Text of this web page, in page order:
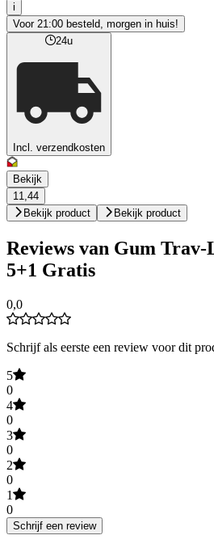
i
Voor 21:00 besteld, morgen in huis!
24u
Incl. verzendkosten
Bekijk
11,44
Bekijk product
Bekijk product
Reviews van Gum Trav-
5+1 Gratis
0,0
Schrijf als eerste een review voor dit
5
0
4
0
3
0
2
0
1
0
Schrijf een review